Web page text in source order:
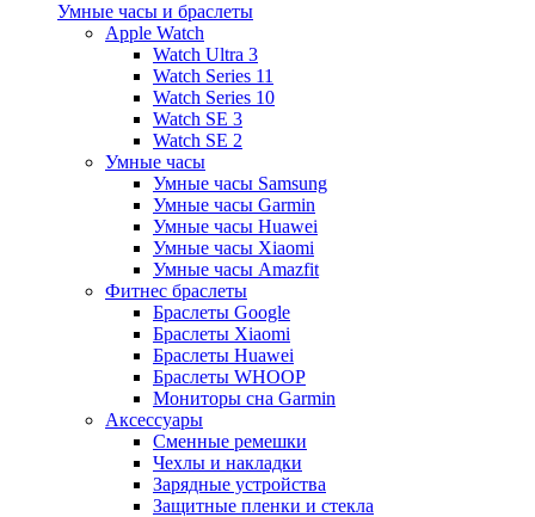
Умные часы и браслеты
Apple Watch
Watch Ultra 3
Watch Series 11
Watch Series 10
Watch SE 3
Watch SE 2
Умные часы
Умные часы Samsung
Умные часы Garmin
Умные часы Huawei
Умные часы Xiaomi
Умные часы Amazfit
Фитнес браслеты
Браслеты Google
Браслеты Xiaomi
Браслеты Huawei
Браслеты WHOOP
Мониторы сна Garmin
Аксессуары
Сменные ремешки
Чехлы и накладки
Зарядные устройства
Защитные пленки и стекла